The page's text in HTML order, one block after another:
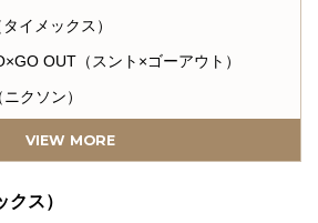
イメックス）
OUT（スント×ゴーアウト）
クソン）
（プロトレック）
イメックス）
VIEW MORE
ス）